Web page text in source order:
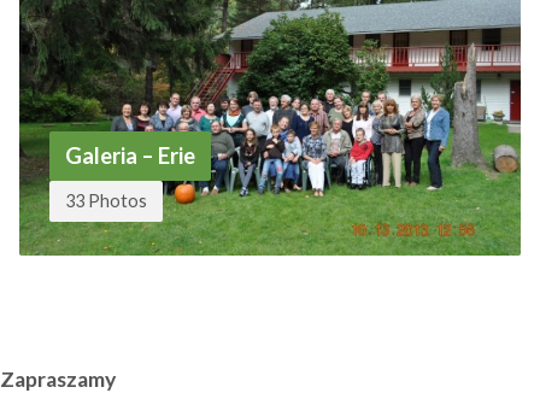
Galeria – Erie
33 Photos
Zapraszamy